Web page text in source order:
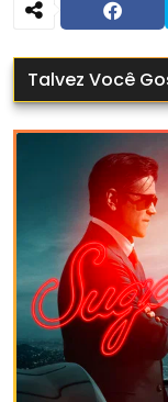
Talvez Você